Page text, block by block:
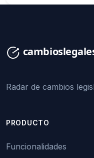
Radar de cambios
PRODUCTO
Funcionalidades